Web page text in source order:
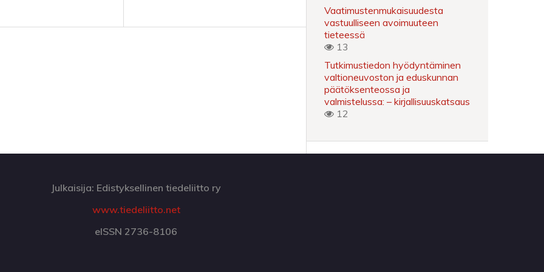
Vaatimustenmukaisuudesta
vastuulliseen avoimuuteen
tieteessä
13
Tutkimustiedon hyödyntäminen
valtioneuvoston ja eduskunnan
päätöksenteossa ja
valmistelussa: – kirjallisuuskatsaus
12
Julkaisija: Edistyksellinen tiedeliitto ry
www.tiedeliitto.net
eISSN 2736-8106